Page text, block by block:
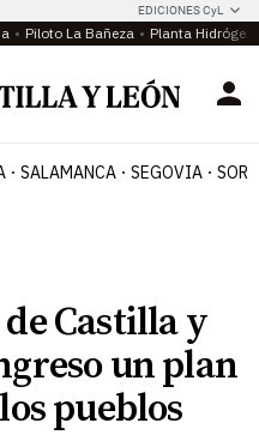
EDICIONES CyL
Piloto La Bañeza Planta
SALAMANCA SEGOVIA
Castilla y
un plan
pueblos